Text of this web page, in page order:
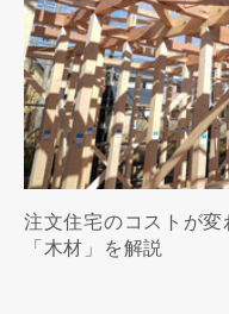
注文住宅のコストが変
「木材」を解説